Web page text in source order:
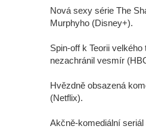
Nová sexy série The
Murphyho (Disney+).
Spin-off k Teorii
nezachránil vesmír
Hvězdně obsazená
(Netflix).
Akčně-komediální